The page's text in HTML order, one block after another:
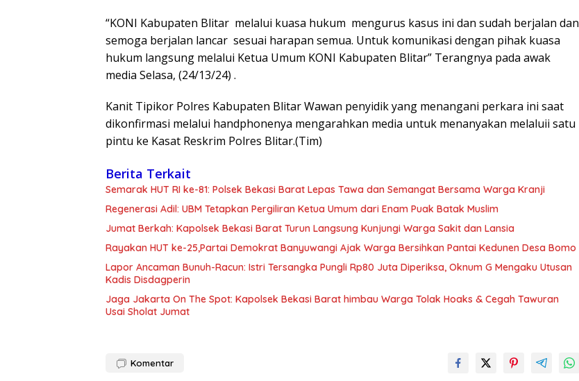
“KONI Kabupaten Blitar melalui kuasa hukum mengurus kasus ini dan sudah berjalan dan
semoga berjalan lancar sesuai harapan semua. Untuk komunikasi dengan pihak kuasa
hukum langsung melalui Ketua Umum KONI Kabupaten Blitar” Terangnya pada awak
media Selasa, (24/13/24) .
Kanit Tipikor Polres Kabupaten Blitar Wawan penyidik yang menangani perkara ini saat
dikonfirmasi melalui handphonenya mengarahkan media untuk menanyakan melaluii satu
pintu ke Kasat Reskrim Polres Blitar.(Tim)
Berita Terkait
Semarak HUT RI ke-81: Polsek Bekasi Barat Lepas Tawa dan Semangat Bersama Warga Kranji
Regenerasi Adil: UBM Tetapkan Pergiliran Ketua Umum dari Enam Puak Batak Muslim
Jumat Berkah: Kapolsek Bekasi Barat Turun Langsung Kunjungi Warga Sakit dan Lansia
Rayakan HUT ke-25,Partai Demokrat Banyuwangi Ajak Warga Bersihkan Pantai Kedunen Desa Bomo
Lapor Ancaman Bunuh-Racun: Istri Tersangka Pungli Rp80 Juta Diperiksa, Oknum G Mengaku Utusan
Kadis Disdagperin
Jaga Jakarta On The Spot: Kapolsek Bekasi Barat himbau Warga Tolak Hoaks & Cegah Tawuran
Usai Sholat Jumat
Komentar